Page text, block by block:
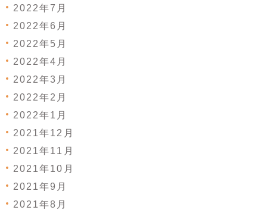
2022年7月
2022年6月
2022年5月
2022年4月
2022年3月
2022年2月
2022年1月
2021年12月
2021年11月
2021年10月
2021年9月
2021年8月